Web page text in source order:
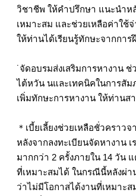
วิชาชีพ ให้คำปรึกษา แนะนำห
เหมาะสม และช่วยเหลือค่าใช้
ให้ท่านได้เรียนรู้ทักษะจากกา
˙จัดอบรมส่งเสริมการหางาน
ไต้หวัน นและเทคนิคในการสั
เพิ่มทักษะการหางาน ให้ท่าน
＊เบี้ยเลี้ยงช่วยเหลือชั่วคราว
หลังจากลงทะเบียนจัดหางาน
มากกว่า 2 ครั้งภายใน 14 วัน
ที่เหมาะสมได้ ในกรณีนี้หลังผ่า
ว่าไม่มีโอกาสได้งานที่เหมาะ